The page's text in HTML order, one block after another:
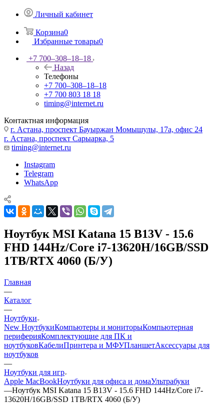
Личный кабинет
Корзина0
Избранные товары0
+7 700‒308‒18‒18
Назад
Телефоны
+7 700‒308‒18‒18
+7 700 803 18 18
timing@internet.ru
Контактная информация
г. Астана, проспект Бауыржан Момышулы, 17а, офис 24
г. Астана, проспект Сарыарка, 5
timing@internet.ru
Instagram
Telegram
WhatsApp
Ноутбук MSI Katana 15 B13V - 15.6
FHD 144Hz/Core i7-13620H/16GB/SSD
1TB/RTX 4060 (Б/У)
Главная
—
Каталог
—
Ноутбуки
New НоутбукиКомпьютеры и мониторыКомпьютерная
периферияКомплектующие для ПК и
ноутбуковКабелиПринтера и МФУПланшетАксессуары для
ноутбуков
—
Ноутбуки для игр
Apple MacBookНоутбуки для офиса и домаУльтрабуки
—Ноутбук MSI Katana 15 B13V - 15.6 FHD 144Hz/Core i7-
13620H/16GB/SSD 1TB/RTX 4060 (Б/У)